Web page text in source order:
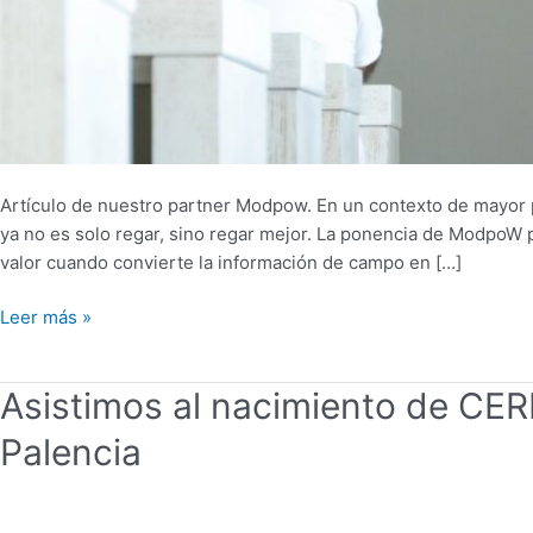
Artículo de nuestro partner Modpow. En un contexto de
ya no es solo regar, sino regar mejor. La ponencia de
valor cuando convierte la información de campo en […]
Leer más »
Asistimos al nacimiento de
Palencia
Asistimos
al
nacimiento